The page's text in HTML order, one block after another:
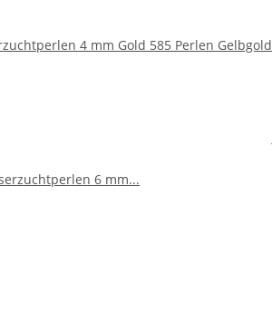
4 mm Gold 585 Perlen Gelbgold